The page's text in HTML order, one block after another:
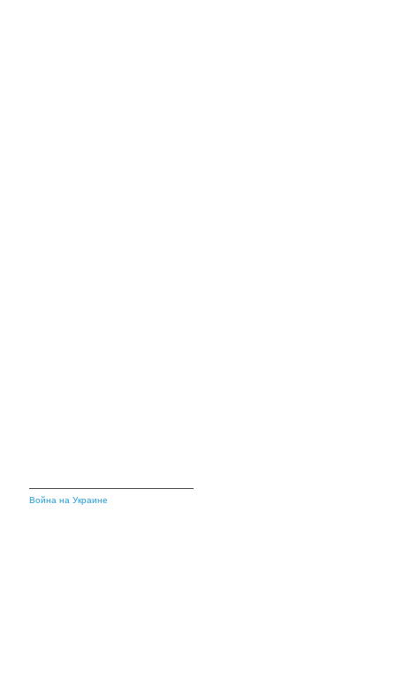
Война на Украине